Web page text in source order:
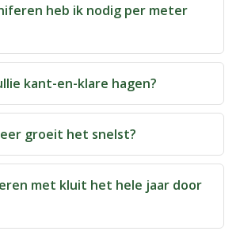
heb ik nodig per meter
kant-en-klare hagen?
groeit het snelst?
met kluit het hele jaar door